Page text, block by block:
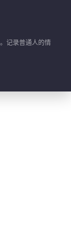
找消失三年的
晋级妈妈有多
记录普通人的情